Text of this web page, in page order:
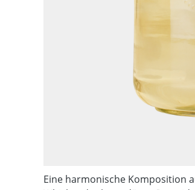
Eine harmonische Komposition